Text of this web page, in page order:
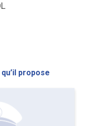
propose